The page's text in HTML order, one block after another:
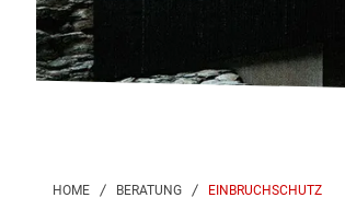
EINBRUCHSCHUTZ